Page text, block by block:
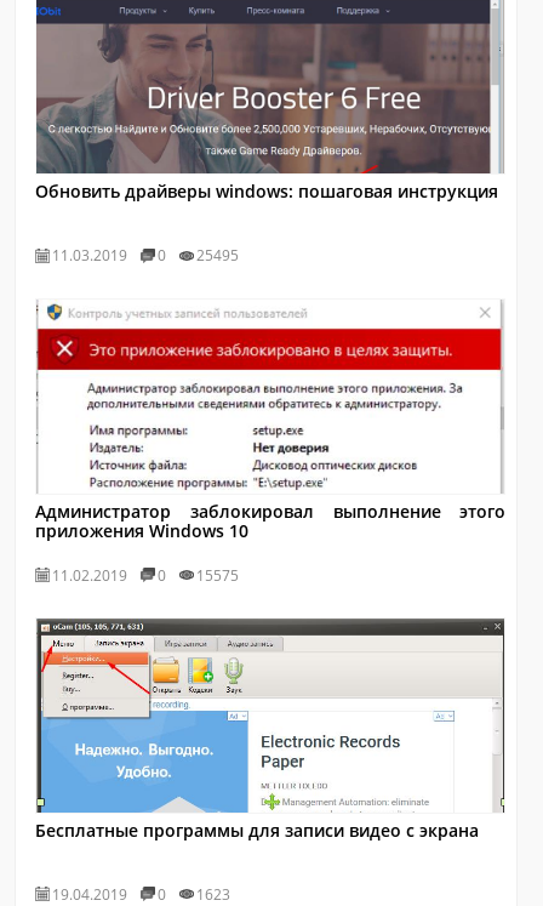
Обновить драйверы windows: пошаговая инструкция
11.03.2019 0 25495
Администратор заблокировал выполнение этого
приложения Windows 10
11.02.2019 0 15575
Бесплатные программы для записи видео с экрана
19.04.2019 0 1623